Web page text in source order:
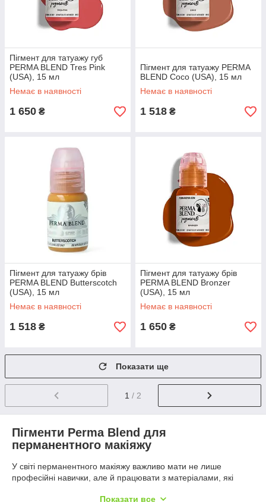
Пігмент для татуажу губ
PERMA BLEND Tres Pink
(USA), 15 мл
Немає в наявності
1 650 ₴
Пігмент для татуажу PERMA
BLEND Coco (USA), 15 мл
Немає в наявності
1 518 ₴
Пігмент для татуажу брів
PERMA BLEND Butterscotch
(USA), 15 мл
Немає в наявності
1 518 ₴
Пігмент для татуажу брів
PERMA BLEND Bronzer
(USA), 15 мл
Немає в наявності
1 650 ₴
Показати ще
1 / 2
Пігменти Perma Blend для
перманентного макіяжу
У світі перманентного макіяжу важливо мати не лише
професійні навички, але й працювати з матеріалами, які
пігменти Perma Blend— продукт
Показати все